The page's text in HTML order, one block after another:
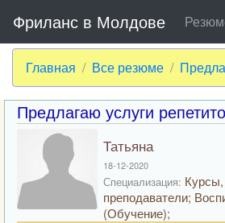
Фриланс в Молдове
Главная Все резюме
Предлагаю услуги
Татьяна
18-12-2020
Специализация: Курсы,
преподаватели;
(Обучение);